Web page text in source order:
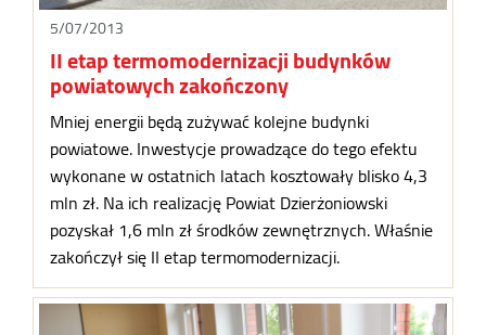
5/07/2013
II etap termomodernizacji budynków
powiatowych zakończony
Mniej energii będą zużywać kolejne budynki
powiatowe. Inwestycje prowadzące do tego efektu
wykonane w ostatnich latach kosztowały blisko 4,3
mln zł. Na ich realizację Powiat Dzierżoniowski
pozyskał 1,6 mln zł środków zewnętrznych. Właśnie
zakończył się II etap termomodernizacji.